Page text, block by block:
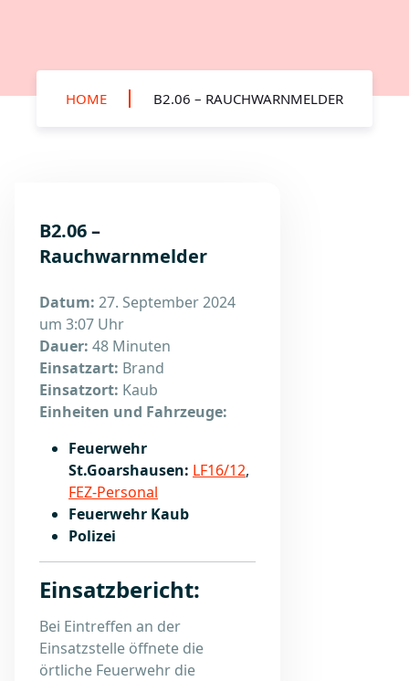
HOME B2.06 – RAUCHWARNMELDER
B2.06 –
Rauchwarnmelder
Datum: 27. September 2024
um 3:07 Uhr
Dauer: 48 Minuten
Einsatzart: Brand
Einsatzort: Kaub
Einheiten und Fahrzeuge:
Feuerwehr
St.Goarshausen: LF16/12,
FEZ-Personal
Feuerwehr Kaub
Polizei
Einsatzbericht:
Bei Eintreffen an der
Einsatzstelle öffnete die
örtliche Feuerwehr die